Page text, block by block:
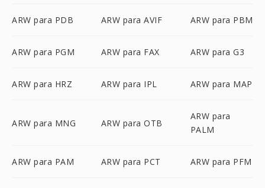
ARW para PDB ARW para AVIF ARW para PBM
ARW para PGM ARW para FAX ARW para G3
ARW para HRZ ARW para IPL ARW para MAP
ARW para MNG ARW para OTB
ARW para
PALM
ARW para PAM ARW para PCT ARW para PFM